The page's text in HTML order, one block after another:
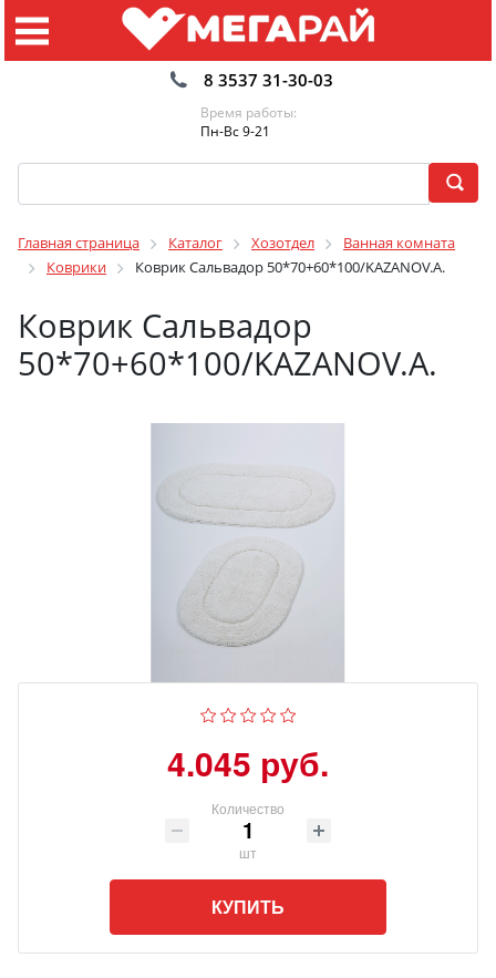
8 3537 31-30-03
Время работы:
Пн-Вс 9-21
Главная страница Каталог Хозотдел
Ванная комната
Коврики
Коврик Сальвадор 50*70+60*100/KAZANOV.A.
Коврик Сальвадор
50*70+60*100/KAZANOV.A.
4.045 руб.
Количество
шт
КУПИТЬ